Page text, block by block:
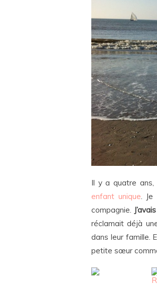
Il y a quatre ans,
enfant unique. Je
compagnie.
réclamait déjà
dans leur famille.
petite sœur